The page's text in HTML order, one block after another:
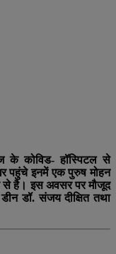
के कोविड- हॉस्पिटल से
पहुंचे इनमें एक पुरुष मोहन
से है। इस अवसर पर मौजूद
डॉ. संजय दीक्षित तथा